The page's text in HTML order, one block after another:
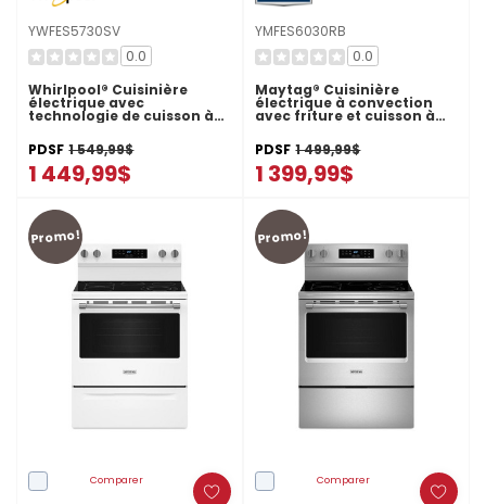
YWFES5730SV
0.0
Whirlpool® Cuisinière
électrique avec
technologie de cuisson à
air - 30 po YWFES5730SV
PDSF 1 549,99$
1 449,99$
YMFES6030RB
0.0
Maytag® Cuisinière
électrique à convection
avec friture et cuisson à
po - 5,3 pi cu YMFES6030RB
PDSF 1 499,99$
1 399,99$
Promo!
Comparer
Promo!
Comparer